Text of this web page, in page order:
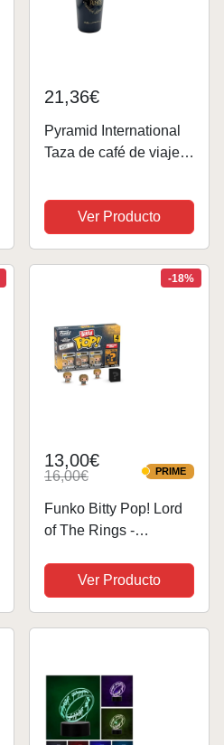
21,36€
Pyramid International
Taza de café de viaje
anillo) taza de café de
viaje aislada de metal
de 16 onzas, regalo
Ver Producto
-18%
13,00€
16,00€ PRIME
PRIME
Funko Bitty Pop! Lord
of The Rings -
Minifigura Misteriosa
Sorpresa - 0.9 Inch (2.2
Cm) - el Señor de los
Ver Producto